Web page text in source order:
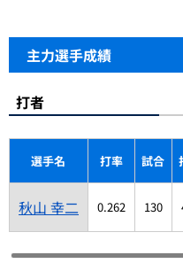
主力選手成績
打者
選手名 打率 試合
秋山 幸二 0.262 130